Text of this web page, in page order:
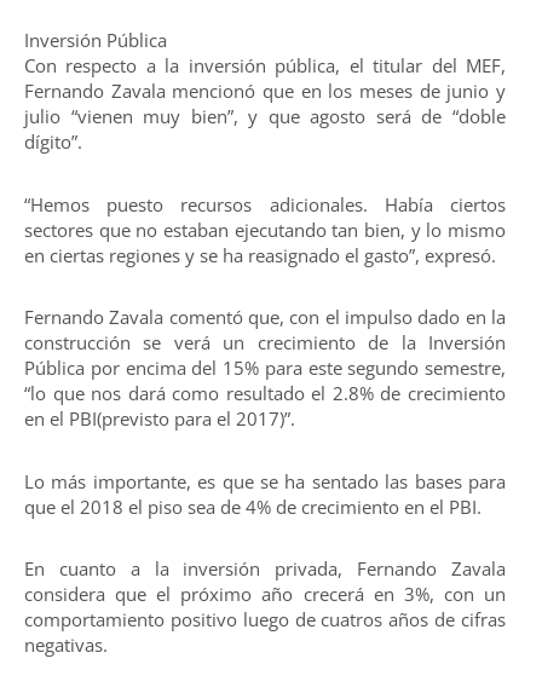
Inversión Pública
Con respecto a la inversión pública, el titular del MEF,
Fernando Zavala mencionó que en los meses de junio y
julio “vienen muy bien”, y que agosto será de “doble
dígito”.
“Hemos puesto recursos adicionales. Había ciertos
sectores que no estaban ejecutando tan bien, y lo mismo
en ciertas regiones y se ha reasignado el gasto”, expresó.
Fernando Zavala comentó que, con el impulso dado en la
construcción se verá un crecimiento de la Inversión
Pública por encima del 15% para este segundo semestre,
“lo que nos dará como resultado el 2.8% de crecimiento
en el PBI(previsto para el 2017)”.
Lo más importante, es que se ha sentado las bases para
que el 2018 el piso sea de 4% de crecimiento en el PBI.
En cuanto a la inversión privada, Fernando Zavala
considera que el próximo año crecerá en 3%, con un
comportamiento positivo luego de cuatros años de cifras
negativas.